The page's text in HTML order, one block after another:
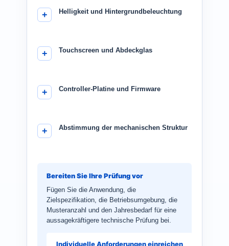
Helligkeit und Hintergrundbeleuchtung
Touchscreen und Abdeckglas
Controller-Platine und Firmware
Abstimmung der mechanischen Struktur
Bereiten Sie Ihre Prüfung vor
Fügen Sie die Anwendung, die
Zielspezifikation, die Betriebsumgebung, die
Musteranzahl und den Jahresbedarf für eine
aussagekräftigere technische Prüfung bei.
Individuelle Anforderungen einreichen